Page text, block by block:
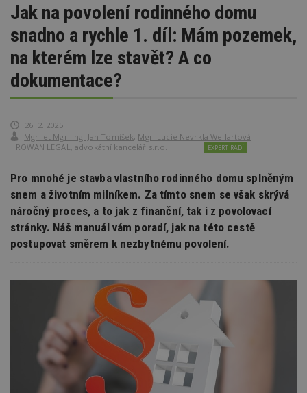
Jak na povolení rodinného domu
snadno a rychle 1. díl: Mám pozemek,
na kterém lze stavět? A co
dokumentace?
26. 2. 2025
Mgr. et Mgr. Ing. Jan Tomíšek, Mgr. Lucie Nevrkla Wellartová
ROWAN LEGAL, advokátní kancelář s.r.o.
EXPERT RADÍ
Pro mnohé je stavba vlastního rodinného domu splněným
snem a životním milníkem. Za tímto snem se však skrývá
náročný proces, a to jak z finanční, tak i z povolovací
stránky. Náš manuál vám poradí, jak na této cestě
postupovat směrem k nezbytnému povolení.